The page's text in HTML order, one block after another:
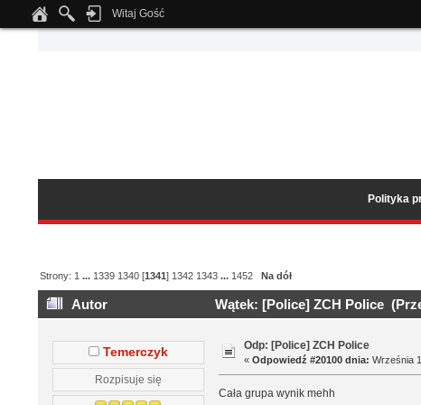
Notice: Undefined index: tapatalk_body_hook in
Witaj Gość
Polityka
Strony: 1 ... 1339 1340 [1341] 1342 1343 ... 1452 Na dół
Autor Wątek: [Police] ZCH Police
Temerczyk
Rozpisuje się
Odp: [Police] ZCH Police
«Odpowiedź #20100 dnia: Września
Cała grupa wynik mehh